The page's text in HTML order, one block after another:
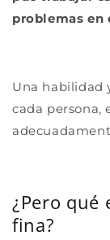
problemas en
Una habilidad
cada persona,
¿Pero qué
fina?